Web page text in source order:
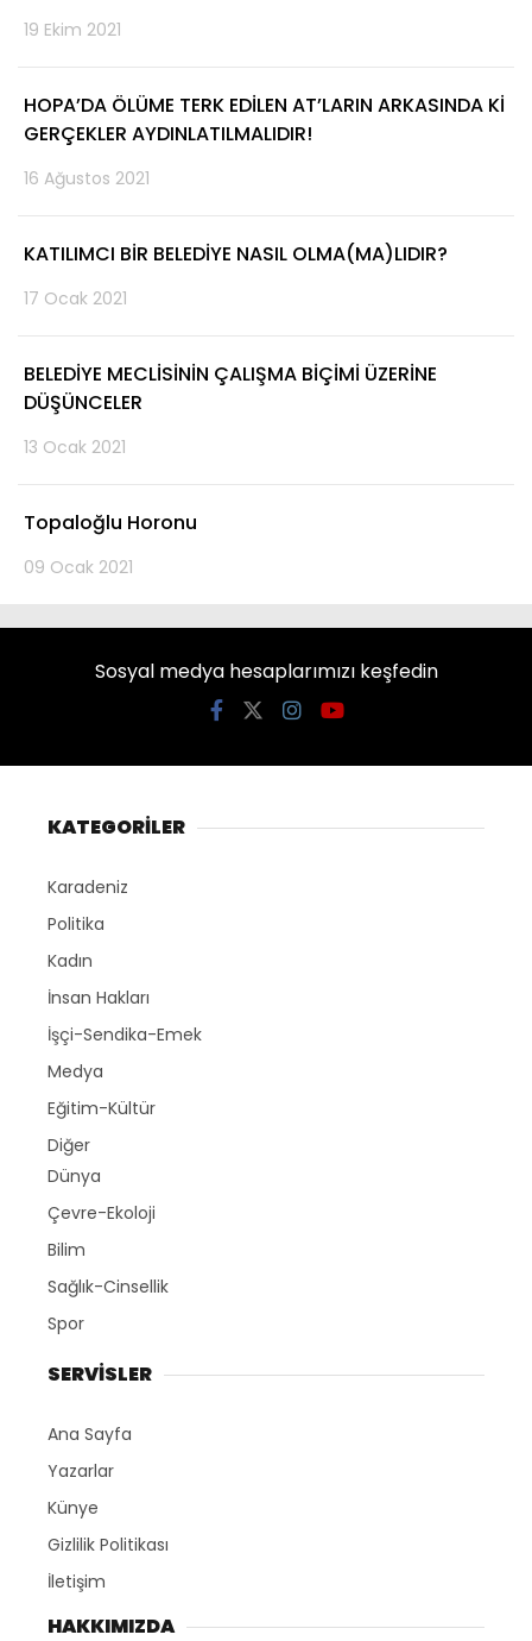
19 Ekim 2021
HOPA’DA ÖLÜME TERK EDİLEN AT’LARIN ARKASINDA Kİ
GERÇEKLER AYDINLATILMALIDIR!
16 Ağustos 2021
KATILIMCI BİR BELEDİYE NASIL OLMA(MA)LIDIR?
17 Ocak 2021
BELEDİYE MECLİSİNİN ÇALIŞMA BİÇİMİ ÜZERİNE
DÜŞÜNCELER
13 Ocak 2021
Topaloğlu Horonu
09 Ocak 2021
Sosyal medya hesaplarımızı keşfedin
KATEGORİLER
Karadeniz
Politika
Kadın
İnsan Hakları
İşçi-Sendika-Emek
Medya
Eğitim-Kültür
Diğer
Dünya
Çevre-Ekoloji
Bilim
Sağlık-Cinsellik
Spor
SERVİSLER
Ana Sayfa
Yazarlar
Künye
Gizlilik Politikası
İletişim
HAKKIMIZDA